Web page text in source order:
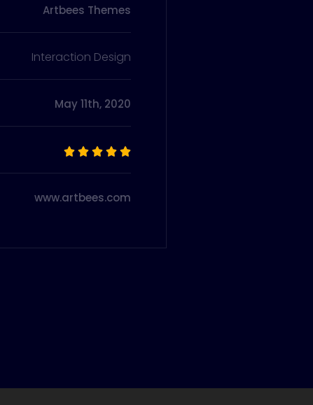
Artbees Themes
Interaction Design
May 11th, 2020
    
www.artbees.com